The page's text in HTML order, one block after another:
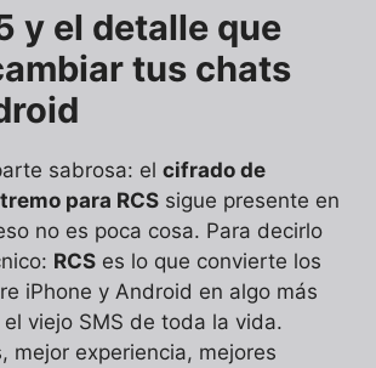
y el detalle que
tus chats
sabrosa: el cifrado de
para RCS sigue presente en
no es poca cosa. Para decirlo
RCS es lo que convierte los
iPhone y Android en algo más
viejo SMS de toda la vida.
mejor experiencia, mejores